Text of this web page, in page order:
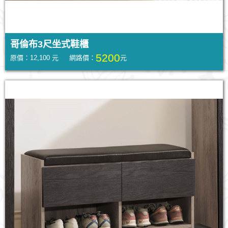
哥倫布3尺坐式鞋櫃
原價：12,100 元 網路價： 5200元